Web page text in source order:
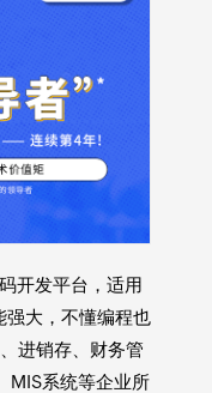
开发平台 ，适用
强大，不懂编程也
进销存、财务管
MIS系统等企业所